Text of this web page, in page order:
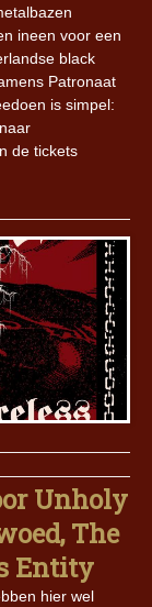
ineen voor een
black
Patronaat
is simpel:
de tickets
Unholy
The
Entity
hier wel